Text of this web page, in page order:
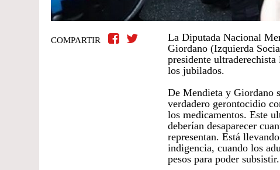
COMPARTIR
La Diputada Nacional
Giordano (Izquierda
presidente
los jubilados.
De Mendieta y Giordano
verdadero gerontocidio
los medicamentos. Este
deberían desaparecer
representan. Está
indigencia, cuando los
pesos para poder